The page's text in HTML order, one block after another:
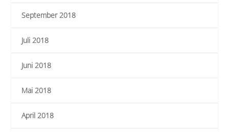
September 2018
Juli 2018
Juni 2018
Mai 2018
April 2018